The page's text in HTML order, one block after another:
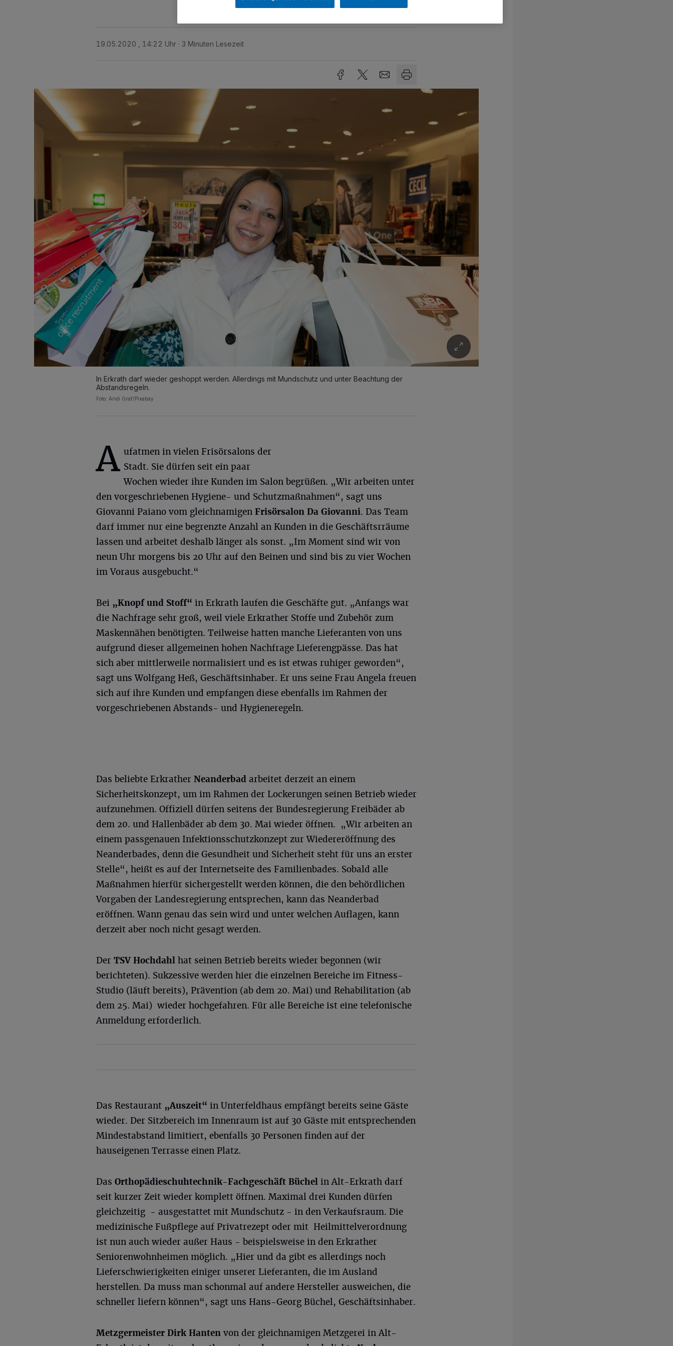
19.05.2020 , 14:22 Uhr 3 Minuten Lesezeit
In Erkrath darf wieder geshoppt werden. Allerdings mit Mundschutz und unter Beachtung der
Abstandsregeln.
Foto: Andi Graf/Pixabay
A ufatmen in vielen Frisörsalons der
Stadt. Sie dürfen seit ein paar
Wochen wieder ihre Kunden im Salon begrüßen. „Wir arbeiten unter
den vorgeschriebenen Hygiene- und Schutzmaßnahmen“, sagt uns
Giovanni Paiano vom gleichnamigen Frisörsalon Da Giovanni. Das Team
darf immer nur eine begrenzte Anzahl an Kunden in die Geschäftsrräume
lassen und arbeitet deshalb länger als sonst. „Im Moment sind wir von
neun Uhr morgens bis 20 Uhr auf den Beinen und sind bis zu vier Wochen
im Voraus ausgebucht.“
Bei „Knopf und Stoff“ in Erkrath laufen die Geschäfte gut. „Anfangs war
die Nachfrage sehr groß, weil viele Erkrather Stoffe und Zubehör zum
Maskennähen benötigten. Teilweise hatten manche Lieferanten von uns
aufgrund dieser allgemeinen hohen Nachfrage Lieferengpässe. Das hat
sich aber mittlerweile normalisiert und es ist etwas ruhiger geworden“,
sagt uns Wolfgang Heß, Geschäftsinhaber. Er uns seine Frau Angela freuen
sich auf ihre Kunden und empfangen diese ebenfalls im Rahmen der
vorgeschriebenen Abstands- und Hygieneregeln.
Das beliebte Erkrather Neanderbad arbeitet derzeit an einem
Sicherheitskonzept, um im Rahmen der Lockerungen seinen Betrieb wieder
aufzunehmen. Offiziell dürfen seitens der Bundesregierung Freibäder ab
dem 20. und Hallenbäder ab dem 30. Mai wieder öffnen. „Wir arbeiten an
einem passgenauen Infektionsschutzkonzept zur Wiedereröffnung des
Neanderbades, denn die Gesundheit und Sicherheit steht für uns an erster
Stelle“, heißt es auf der Internetseite des Familienbades. Sobald alle
Maßnahmen hierfür sichergestellt werden können, die den behördlichen
Vorgaben der Landesregierung entsprechen, kann das Neanderbad
eröffnen. Wann genau das sein wird und unter welchen Auflagen, kann
derzeit aber noch nicht gesagt werden.
Der TSV Hochdahl hat seinen Betrieb bereits wieder begonnen (wir
berichteten). Sukzessive werden hier die einzelnen Bereiche im Fitness-
Studio (läuft bereits), Prävention (ab dem 20. Mai) und Rehabilitation (ab
dem 25. Mai) wieder hochgefahren. Für alle Bereiche ist eine telefonische
Anmeldung erforderlich.
Das Restaurant „Auszeit“ in Unterfeldhaus empfängt bereits seine Gäste
wieder. Der Sitzbereich im Innenraum ist auf 30 Gäste mit entsprechenden
Mindestabstand limitiert, ebenfalls 30 Personen finden auf der
hauseigenen Terrasse einen Platz.
Das Orthopädieschuhtechnik-Fachgeschäft Büchel in Alt-Erkrath darf
seit kurzer Zeit wieder komplett öffnen. Maximal drei Kunden dürfen
gleichzeitig - ausgestattet mit Mundschutz - in den Verkaufsraum. Die
medizinische Fußpflege auf Privatrezept oder mit Heilmittelverordnung
ist nun auch wieder außer Haus - beispielsweise in den Erkrather
Seniorenwohnheimen möglich. „Hier und da gibt es allerdings noch
Lieferschwierigkeiten einiger unserer Lieferanten, die im Ausland
herstellen. Da muss man schonmal auf andere Hersteller ausweichen, die
schneller liefern können“, sagt uns Hans-Georg Büchel, Geschäftsinhaber.
Metzgermeister Dirk Hanten von der gleichnamigen Metzgerei in Alt-